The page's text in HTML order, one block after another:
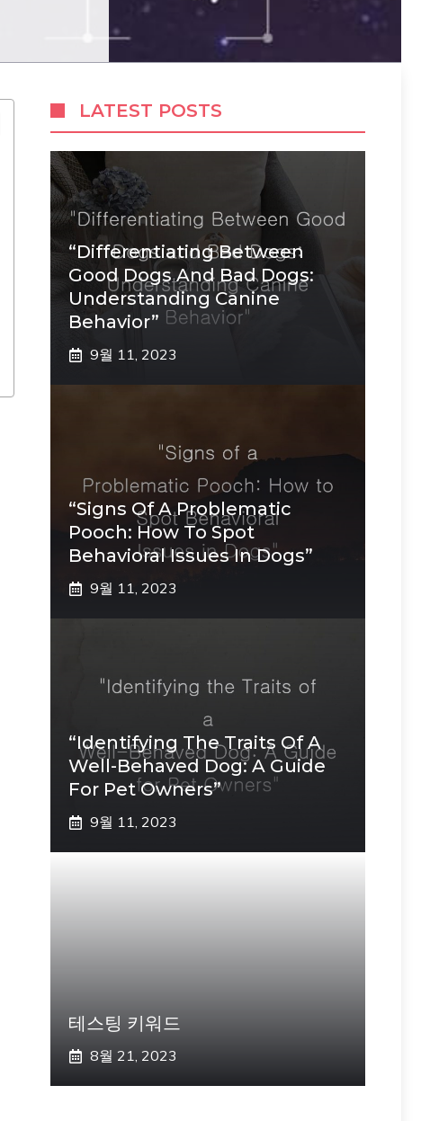
LATEST POSTS
“Differentiating Between
Good Dogs And Bad Dogs:
Understanding Canine
Behavior”
9월 11, 2023
“Signs Of A Problematic
Pooch: How To Spot
Behavioral Issues In Dogs”
9월 11, 2023
“Identifying The Traits Of A
Well-Behaved Dog: A Guide
For Pet Owners”
9월 11, 2023
테스팅 키워드
8월 21, 2023